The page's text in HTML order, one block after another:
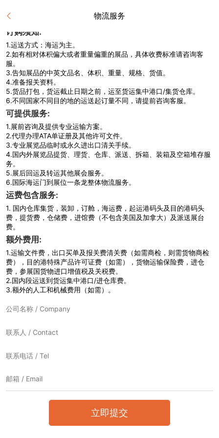
物流服务
订购须知:
1.运送方式：海运为主。
2.如有相对体积偏大或者重量偏重的展品，具体收费标准请咨询客
服。
3.告知展品的中英文品名、体积、重量、规格、货值。
4.准备报关资料。
5.货品打包，货运截止日期之前，运至货运集中港口/集货仓库。
6.不同国家不同目的地的运送起订量不同，请提前咨询客服。
可提供服务:
1.展前咨询及提供专业运输方案。
2.代理办理ATA单证册及其他许可文件。
3.专业展览品临时或永久进出口清关手续。
4.国内外展览品提货、理货、仓库、派送、拆箱、装箱及空箱堆存服
务。
5.展后回运及转运其他展会服务。
6.国际海运门到展位一条龙整体物流服务。
运费包含服务:
1. 国内仓库集货，装卸，订舱，海运费，起运港码头及目的港码头
费，提货费，仓储费，进馆费（不包含美国及加拿大）及派送展台
费。
额外费用:
1.运输文件费，出口买单及报关费清关费（如需商检，则需货物商检
费），目的港特殊产品许可证费（如需），货物运输保险费，进仓
费，参展国货物进口增值税及关税费。
2.国内段运送到货运集中港口/进仓库费。
3.额外的人工和机械费用（如需）。
立即提交